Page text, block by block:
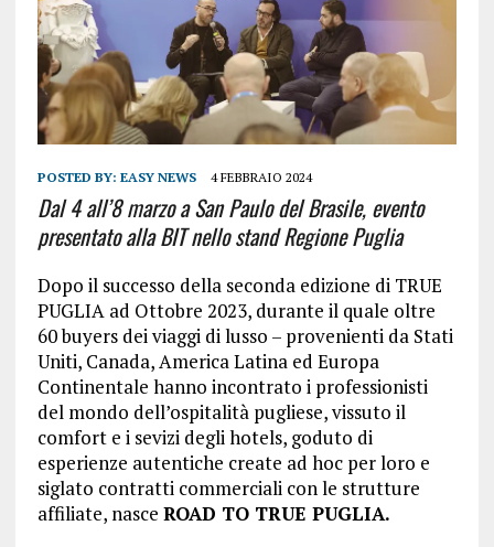
POSTED BY: EASY NEWS 4 FEBBRAIO 2024
Dal 4 all’8 marzo a San Paulo del Brasile, evento
presentato alla BIT nello stand Regione Puglia
Dopo il successo della seconda edizione di TRUE
PUGLIA ad Ottobre 2023, durante il quale oltre
60 buyers dei viaggi di lusso – provenienti da Stati
Uniti, Canada, America Latina ed Europa
Continentale hanno incontrato i professionisti
del mondo dell’ospitalità pugliese, vissuto il
comfort e i sevizi degli hotels, goduto di
esperienze autentiche create ad hoc per loro e
siglato contratti commerciali con le strutture
affiliate, nasce ROAD TO TRUE PUGLIA.